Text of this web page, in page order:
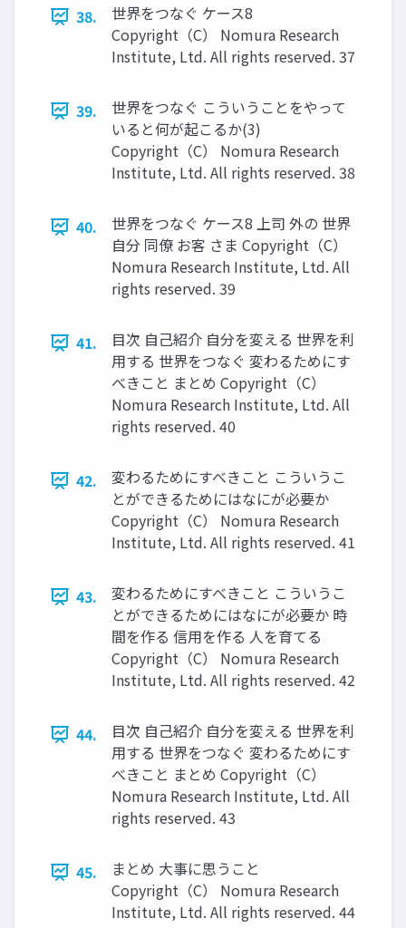
38.
世界をつなぐ ケース8
Copyright（C） Nomura Research
Institute, Ltd. All rights reserved. 37
39.
世界をつなぐ こういうことをやって
いると何が起こるか(3)
Copyright（C） Nomura Research
Institute, Ltd. All rights reserved. 38
40.
世界をつなぐ ケース8 上司 外の 世界
自分 同僚 お客 さま Copyright（C）
Nomura Research Institute, Ltd. All
rights reserved. 39
41.
目次 自己紹介 自分を変える 世界を利
用する 世界をつなぐ 変わるためにす
べきこと まとめ Copyright（C）
Nomura Research Institute, Ltd. All
rights reserved. 40
42.
変わるためにすべきこと こういうこ
とができるためにはなにが必要か
Copyright（C） Nomura Research
Institute, Ltd. All rights reserved. 41
43.
変わるためにすべきこと こういうこ
とができるためにはなにが必要か 時
間を作る 信用を作る 人を育てる
Copyright（C） Nomura Research
Institute, Ltd. All rights reserved. 42
44.
目次 自己紹介 自分を変える 世界を利
用する 世界をつなぐ 変わるためにす
べきこと まとめ Copyright（C）
Nomura Research Institute, Ltd. All
rights reserved. 43
45.
まとめ 大事に思うこと
Copyright（C） Nomura Research
Institute, Ltd. All rights reserved. 44